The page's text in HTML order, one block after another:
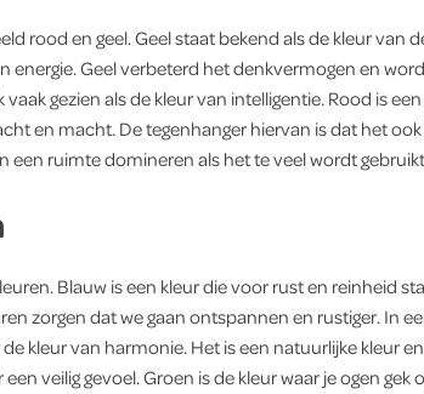
rood en geel. Geel staat bekend als de kleur van
energie. Geel verbeterd het denkvermogen en
gezien als de kleur van intelligentie. Rood is
en macht. De tegenhanger hiervan is dat het
een ruimte domineren als het te veel wordt
Blauw is een kleur die voor rust en reinheid
zorgen dat we gaan ontspannen en rustiger. In
kleur van harmonie. Het is een natuurlijke kleur
veilig gevoel. Groen is de kleur waar je ogen